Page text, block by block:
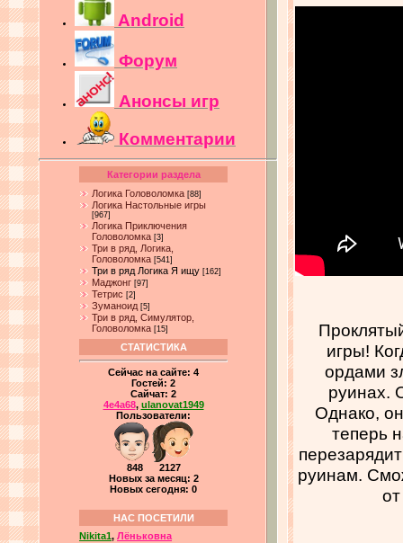
Android
Форум
Анонсы игр
Комментарии
Категории раздела
Логика Головоломка [88]
Логика Настольные игры
[967]
Логика Приключения
Головоломка [3]
Три в ряд, Логика,
Головоломка [541]
Три в ряд Логика Я ищу [162]
Маджонг [97]
Тетрис [2]
Зуманоид [5]
Три в ряд, Симулятор,
Головоломка [15]
СТАТИСТИКА
Сейчас на сайте: 4
Гостей: 2
Сайчат: 2
4e4a68, ulanovat1949
Пользователи:
848 2127
Новых за месяц: 2
Новых сегодня: 0
НАС ПОСЕТИЛИ
Nikita1, Лёньковна
игры!
ордами
руинах.
Однако,
теперь
руинам.